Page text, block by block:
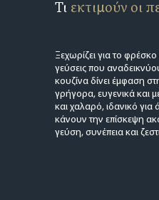
Τι εκτιμούν οι
Ξεχωρίζει για το
γεύσεις που
κουζίνα δίνει έμφαση
γρήγορα, ευγενικά και
και χαλαρό, ιδανικό για
κάνουν την επίσκεψη
γεύση, συνέπεια και